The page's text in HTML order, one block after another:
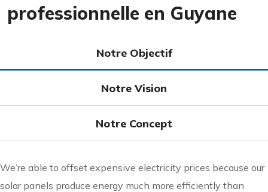
professionnelle en Guyane
Notre Objectif
Notre Vision
Notre Concept
We’re able to offset expensive electricity prices because our
solar panels produce energy much more efficiently than